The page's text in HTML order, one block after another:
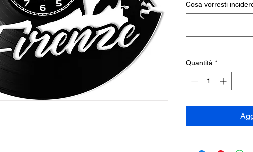
Cosa vorresti
Quantità *